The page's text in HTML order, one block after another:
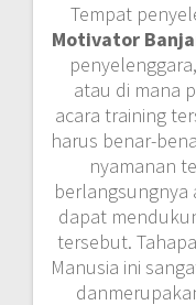
Tempat
Motivator
atau di mana
acara training
harus benar-
nyamanan
berlangsungnya
dapat
tersebut.
Manusia ini